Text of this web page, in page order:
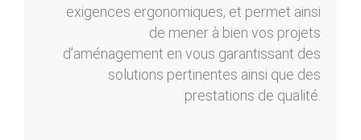
exigences ergonomiques, et permet ainsi
de mener à bien vos projets
d’aménagement en vous garantissant des
solutions pertinentes ainsi que des
prestations de qualité.